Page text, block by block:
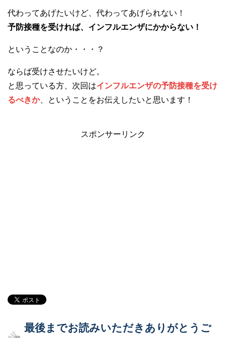
代わってあげたいけど、代わってあげられない！
予防接種を受ければ、インフルエンザにかからない！
ということなのか・・・？
ならば受けさせたいけど。
と思っている方、次回はインフルエンザの予防接種を受け
るべきか、ということをお伝えしたいと思います！
スポンサーリンク
最後までお読みいただきありがとうご